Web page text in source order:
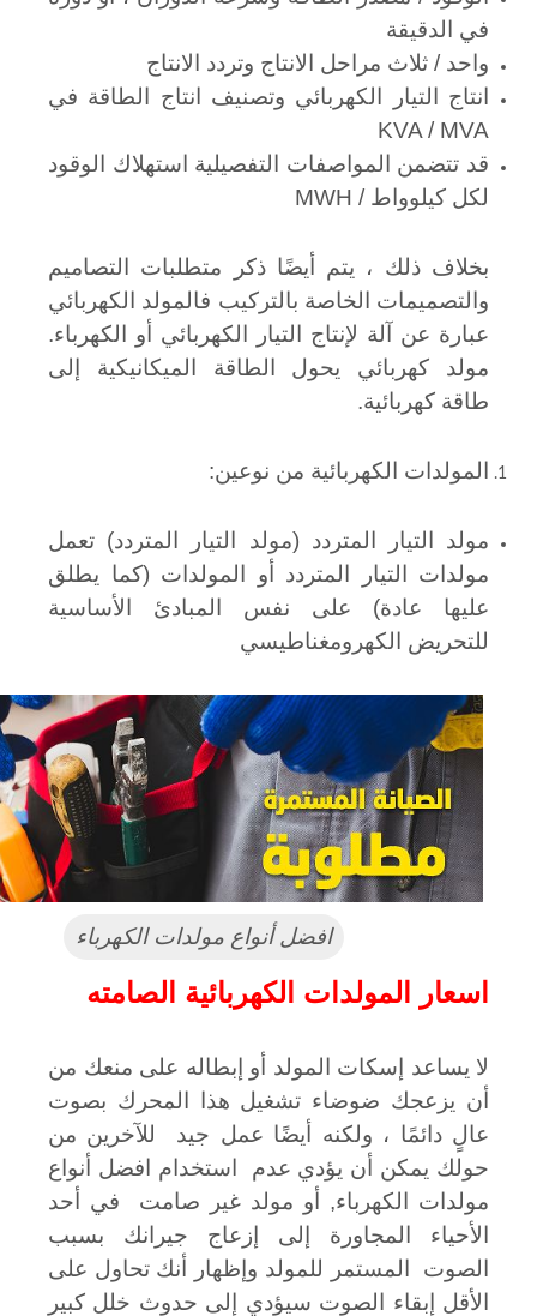
في الدقيقة
واحد / ثلاث مراحل الانتاج وتردد الانتاج
انتاج التيار الكهربائي وتصنيف انتاج الطاقة في
KVA / MVA
قد تتضمن المواصفات التفصيلية استهلاك الوقود
لكل كيلوواط / MWH
بخلاف ذلك ، يتم أيضًا ذكر متطلبات التصاميم
والتصميمات الخاصة بالتركيب فالمولد الكهربائي
عبارة عن آلة لإنتاج التيار الكهربائي أو الكهرباء.
مولد كهربائي يحول الطاقة الميكانيكية إلى
طاقة كهربائية.
المولدات الكهربائية من نوعين:
مولد التيار المتردد (مولد التيار المتردد) تعمل
مولدات التيار المتردد أو المولدات (كما يطلق
عليها عادة) على نفس المبادئ الأساسية
للتحريض الكهرومغناطيسي
افضل أنواع مولدات الكهرباء
اسعار المولدات الكهربائية الصامته
لا يساعد إسكات المولد أو إبطاله على منعك من
أن يزعجك ضوضاء تشغيل هذا المحرك بصوت
عالٍ دائمًا ، ولكنه أيضًا عمل جيد للآخرين من
حولك يمكن أن يؤدي عدم استخدام افضل أنواع
مولدات الكهرباء, أو مولد غير صامت في أحد
الأحياء المجاورة إلى إزعاج جيرانك بسبب
الصوت المستمر للمولد وإظهار أنك تحاول على
الأقل إبقاء الصوت سيؤدي إلى حدوث خلل كبير